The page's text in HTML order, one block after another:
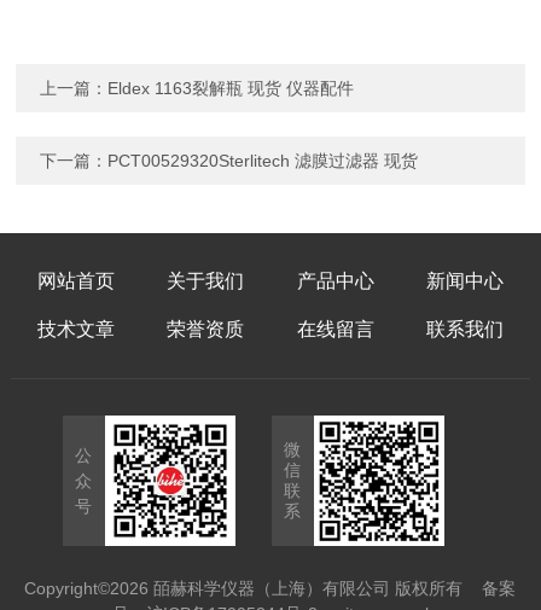
上一篇： Eldex 1163裂解瓶 现货 仪器配件
下一篇： PCT00529320Sterlitech 滤膜过滤器 现货
网站首页 关于我们 产品中心 新闻中心
技术文章 荣誉资质 在线留言 联系我们
公
众
号
微
信
联
系
Copyright©2026 皕赫科学仪器（上海）有限公司 版权所有备案